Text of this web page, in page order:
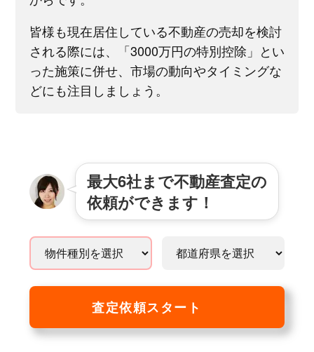
皆様も現在居住している不動産の売却を検討
される際には、「3000万円の特別控除」とい
った施策に併せ、市場の動向やタイミングな
どにも注目しましょう。
最大6社まで不動産査定の
依頼ができます！
査定依頼スタート